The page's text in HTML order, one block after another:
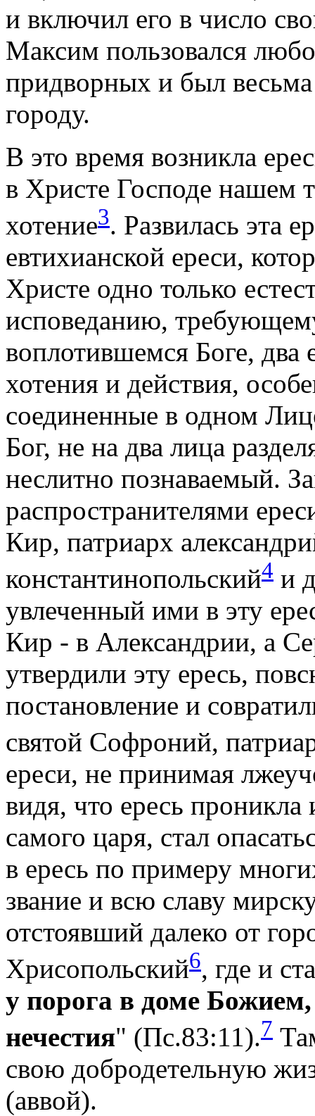
и включил его в число
Максим пользовался
придворных и был
городу.
В это время возникла
в Христе Господе нашем
хотение3. Развилась эта
евтихианской ереси,
Христе одно только
исповеданию,
воплотившемся Боге, два
хотения и действия,
соединенные в одном
Бог, не на два лица
неслитно познаваемый.
распространителями
Кир, патриарх
константинопольский4 и
увлеченный ими в эту
Кир - в Александрии, а
утвердили эту ересь,
постановление и
святой Софроний,
ереси, не принимая
видя, что ересь проникла
самого царя, стал
в ересь по примеру
звание и всю славу
отстоявший далеко от
Хрисопольский6, где и
у порога в доме
нечестия" (Пс.83:11).7
свою добродетельную
(аввой).